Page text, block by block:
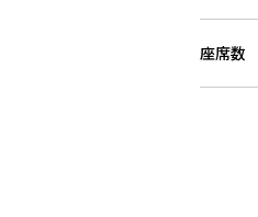
座席数